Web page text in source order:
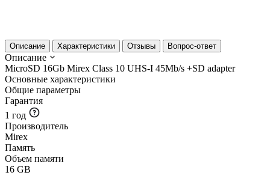
Описание Характеристики Отзывы Вопрос-ответ
Описание
MicroSD 16Gb Mirex Class 10 UHS-I 45Mb/s +SD adapter
Основные характеристики
Общие параметры
Гарантия
1 год
Производитель
Mirex
Память
Объем памяти
16 GB